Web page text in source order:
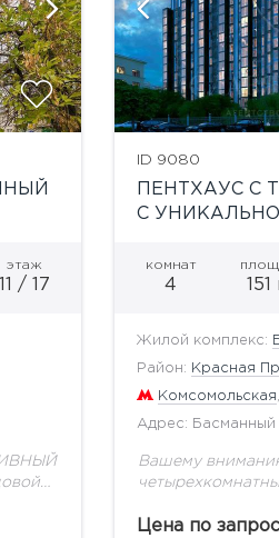
этаж
11 / 17
ID 9080
ПЕНТХАУС С
С
комнат
4
Жилой комплекс:
Район: Красная
Комсомольская
Адрес: Басманный
Вашему
на
Цена по